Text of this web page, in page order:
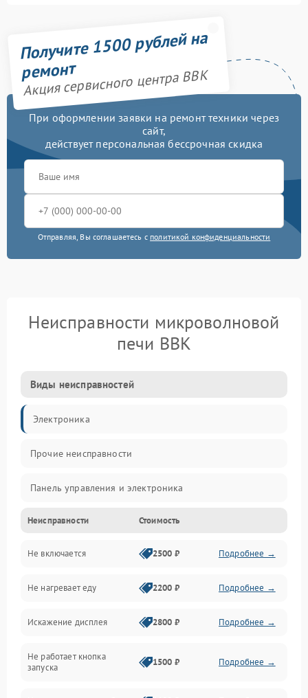
Получите 1500 рублей на
ремонт
Акция сервисного центра BBK
При оформлении заявки на ремонт техники через
сайт,
действует персональная бессрочная скидка
Отправляя, Вы соглашаетесь с политикой конфиденциальности
Неисправности микроволновой
печи BBK
Виды неисправностей
Электроника
Прочие неисправности
Панель управления и электроника
Дверца и корпус
Механика и внутренние элементы
Механические повреждения
Питание и запуск
Нагрев и приготовление
Программное обеспечение
Неисправности Стоимость
Не включается 2500 ₽ Подробнее →
Не нагревает еду 2200 ₽ Подробнее →
Искажение дисплея 2800 ₽ Подробнее →
Не работает кнопка
запуска
1500 ₽ Подробнее →